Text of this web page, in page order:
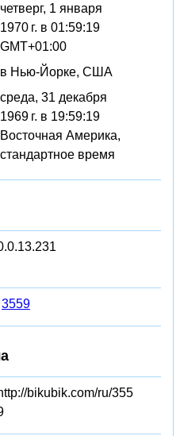
четверг, 1 января
1970 г. в 01:59:19
GMT+01:00
в Нью-Йорке, США
среда, 31 декабря
1969 г. в 19:59:19
Восточная Америка,
стандартное время
3559
bikubik.com/ru/355